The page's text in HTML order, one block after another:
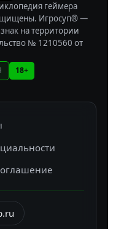
геймера
Игросуп® —
на территории
№ 1210560 от
18+